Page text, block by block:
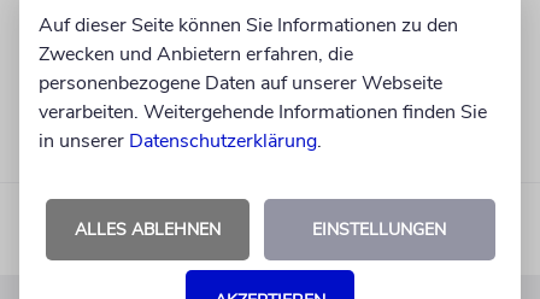
Auf dieser Seite können Sie Informationen zu den
Zwecken und Anbietern erfahren, die
personenbezogene Daten auf unserer Webseite
verarbeiten. Weitergehende Informationen finden Sie
in unserer Datenschutzerklärung.
ALLES ABLEHNEN EINSTELLUNGEN